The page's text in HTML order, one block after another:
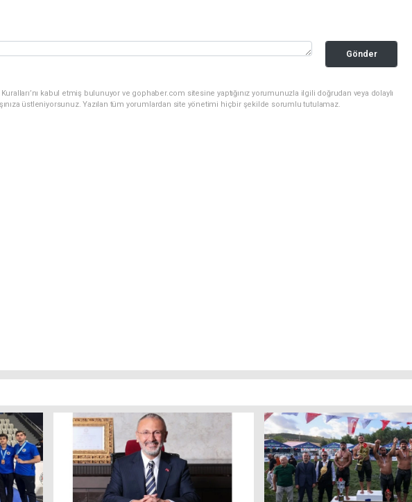
Gönder
kabul etmiş bulunuyor ve gophaber.com sitesine yaptığınız yorumunuzla ilgili doğrudan veya dolaylı
üstleniyorsunuz. Yazılan tüm yorumlardan site yönetimi hiçbir şekilde sorumlu tutulamaz.